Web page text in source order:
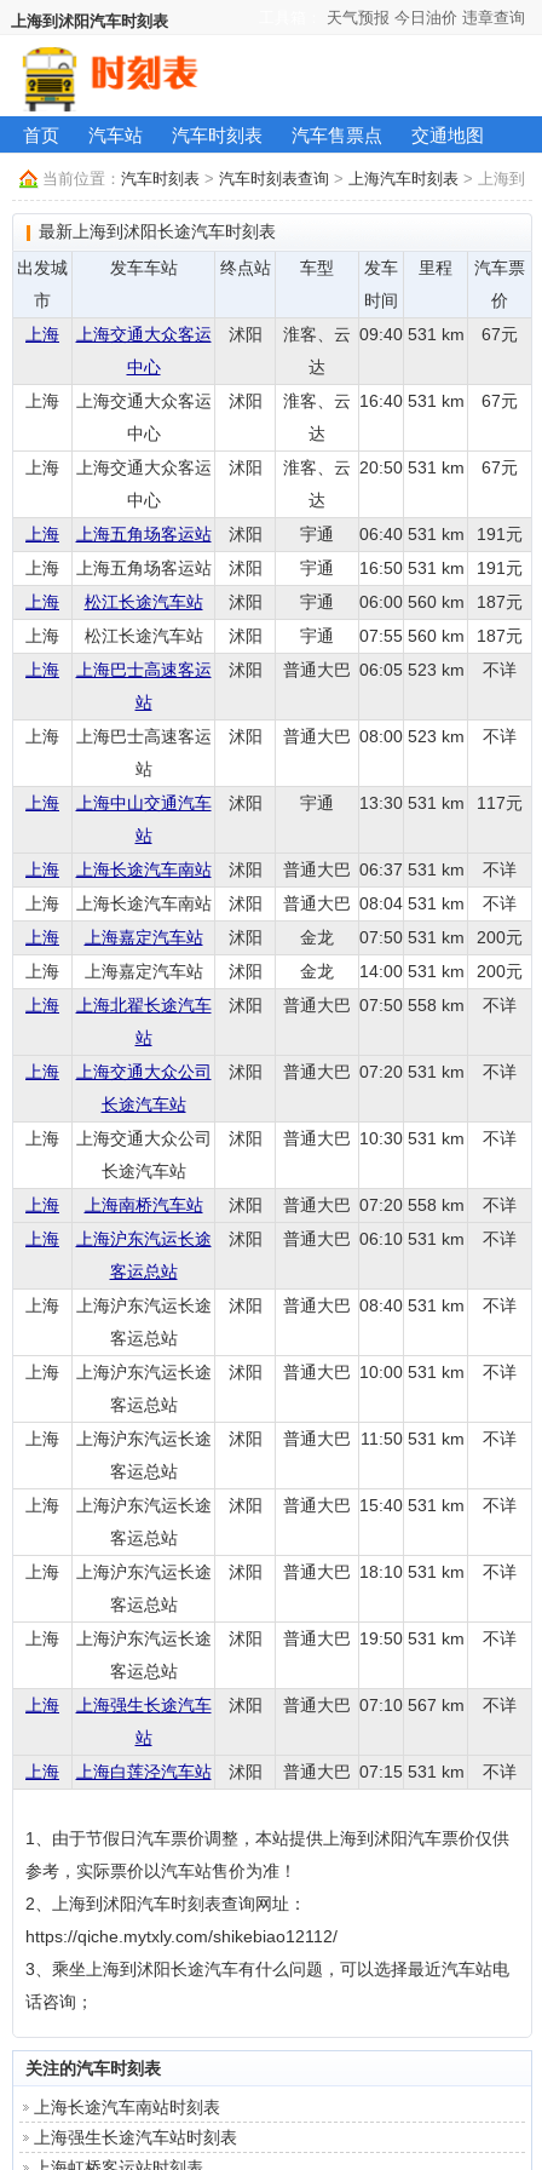
上海到沭阳汽车时刻表 天气预报 今日油价 违章查询
首页 汽车站 汽车时刻表 汽车售票点 交通地图
当前位置： 汽车时刻表 > 汽车时刻表查询 > 上海汽车时刻表 > 上海到
沭阳长途汽车时刻表
最新上海到沭阳长途汽车时刻表
出发城
市
发车车站 终点站 车型
发车
时间
里程
汽车票
价
上海
上海交通大众客运
中心
沭阳
淮客、云
达
09:40 531 km 67元
上海
上海交通大众客运
中心
沭阳
淮客、云
达
16:40 531 km 67元
上海
上海交通大众客运
中心
沭阳
淮客、云
达
20:50 531 km 67元
上海 上海五角场客运站 沭阳 宇通 06:40 531 km
191元
上海
上海五角场客运站 沭阳 宇通 16:50 531 km
191元
上海
松江长途汽车站 沭阳 宇通 06:00 560 km
187元
上海
松江长途汽车站 沭阳 宇通 07:55 560 km
187元
上海
上海巴士高速客运
站
沭阳 普通大巴 06:05 523 km 不详
上海
上海巴士高速客运
站
沭阳 普通大巴 08:00 523 km 不详
上海
上海中山交通汽车
站
沭阳 宇通 13:30 531 km 117元
上海 上海长途汽车南站 沭阳 普通大巴 06:37 531 km
不详
上海
上海长途汽车南站 沭阳 普通大巴 08:04 531 km
不详
上海
上海嘉定汽车站 沭阳 金龙 07:50 531 km
200元
上海
上海嘉定汽车站 沭阳 金龙 14:00 531 km
200元
上海
上海北翟长途汽车
站
沭阳 普通大巴 07:50 558 km 不详
上海
上海交通大众公司
长途汽车站
沭阳 普通大巴 07:20 531 km 不详
上海
上海交通大众公司
长途汽车站
沭阳 普通大巴 10:30 531 km 不详
上海 上海南桥汽车站 沭阳 普通大巴 07:20 558 km
不详
上海
上海沪东汽运长途
客运总站
沭阳 普通大巴 06:10 531 km 不详
上海
上海沪东汽运长途
客运总站
沭阳 普通大巴 08:40 531 km 不详
上海
上海沪东汽运长途
客运总站
沭阳 普通大巴 10:00 531 km 不详
上海
上海沪东汽运长途
客运总站
沭阳 普通大巴 11:50 531 km 不详
上海
上海沪东汽运长途
客运总站
沭阳 普通大巴 15:40 531 km 不详
上海
上海沪东汽运长途
客运总站
沭阳 普通大巴 18:10 531 km 不详
上海
上海沪东汽运长途
客运总站
沭阳 普通大巴 19:50 531 km 不详
上海
上海强生长途汽车
站
沭阳 普通大巴 07:10 567 km 不详
上海 上海白莲泾汽车站 沭阳 普通大巴 07:15 531 km 不详
1、由于节假日汽车票价调整，本站提供上海到沭阳汽车票价仅供
参考，实际票价以汽车站售价为准！
2、上海到沭阳汽车时刻表查询网址：
https://qiche.mytxly.com/shikebiao12112/
3、乘坐上海到沭阳长途汽车有什么问题，可以选择最近汽车站电
话咨询；
关注的汽车时刻表
上海长途汽车南站时刻表
上海强生长途汽车站时刻表